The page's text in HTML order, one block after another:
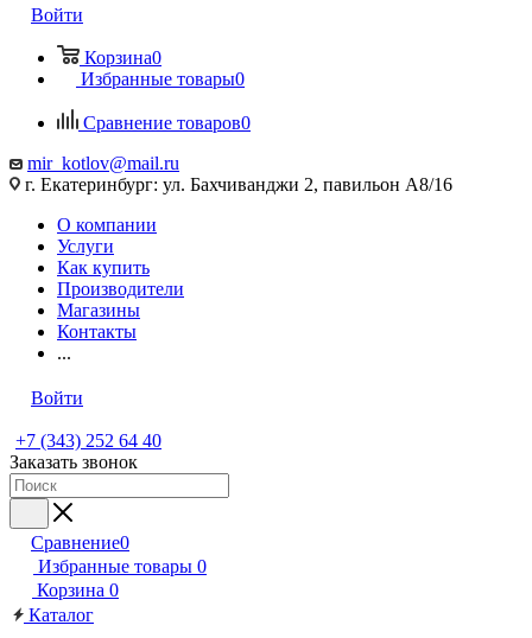
Войти
Корзина0
Избранные товары0
Сравнение товаров0
mir_kotlov@mail.ru
г. Екатеринбург: ул. Бахчиванджи 2, павильон А8/16
О компании
Услуги
Как купить
Производители
Магазины
Контакты
...
Войти
+7 (343) 252 64 40
Заказать звонок
Сравнение0
Избранные товары 0
Корзина 0
Каталог